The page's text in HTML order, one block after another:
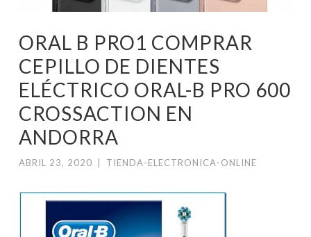
ORAL B PRO1 COMPRAR
CEPILLO DE DIENTES
ELÉCTRICO ORAL-B PRO 600
CROSSACTION EN
ANDORRA
ABRIL 23, 2020 TIENDA-ELECTRONICA-ONLINE